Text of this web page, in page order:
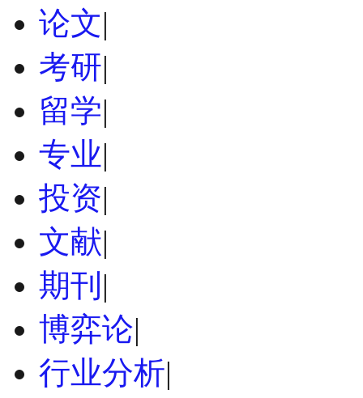
论文|
考研|
留学|
专业|
投资|
文献|
期刊 |
博弈论|
行业分析|